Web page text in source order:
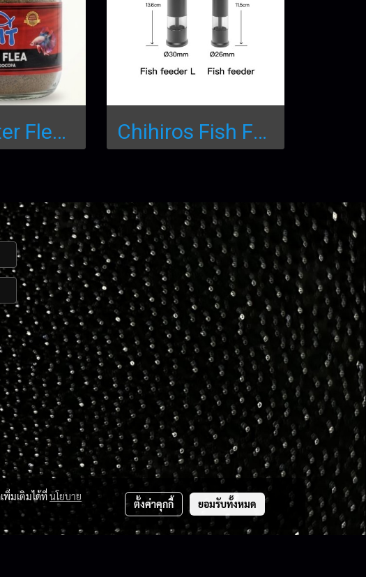
UHT Water Flea: อาหารไรอบแห้งเกรดพรีเมียม Chihiros Fish Food Feeder
พิ่มเติมได้ที่นโยบาย
ตั้งค่าคุกกี้ ยอมรับทั้งหมด